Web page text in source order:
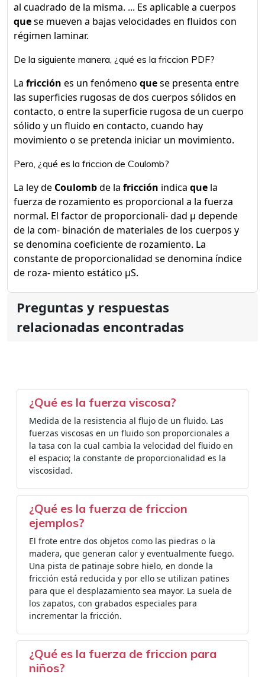
al cuadrado de la misma. ... Es aplicable a cuerpos
quese mueven a bajas velocidades en fluidos con
régimen laminar.
De la siguiente manera, ¿qué es la friccion PDF?
La fricción es un fenómeno quese presenta entre
las superficies rugosas de dos cuerpos sólidos en
contacto, o entre la superficie rugosa de un cuerpo
sólido y un fluido en contacto, cuando hay
movimiento o se pretenda iniciar un movimiento.
Pero, ¿qué es la friccion de Coulomb?
La ley de Coulombde la fricción indica que la
fuerza de rozamiento es proporcional a la fuerza
normal. El factor de proporcionali- dad μ depende
de la com- binación de materiales de los cuerpos y
se denomina coeficiente de rozamiento. La
constante de proporcionalidad se denomina índice
de roza- miento estático μS.
Preguntas y respuestas
relacionadas encontradas
¿Qué es la fuerza viscosa?
Medida de la resistencia al flujo de un fluido. Las
fuerzas viscosas en un fluido son proporcionales a
la tasa con la cual cambia la velocidad del fluido en
el espacio; la constante de proporcionalidad es la
viscosidad.
¿Qué es la fuerza de friccion
ejemplos?
El frote entre dos objetos como las piedras o la
madera, que generan calor y eventualmente fuego.
Una pista de patinaje sobre hielo, en donde la
fricción está reducida y por ello se utilizan patines
para que el desplazamiento sea mayor. La suela de
los zapatos, con grabados especiales para
incrementar la fricción.
¿Qué es la fuerza de friccion para
niños?